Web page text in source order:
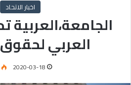
اخبار الاتحاد
الجامعة،العربية
العربي
2020-03-18